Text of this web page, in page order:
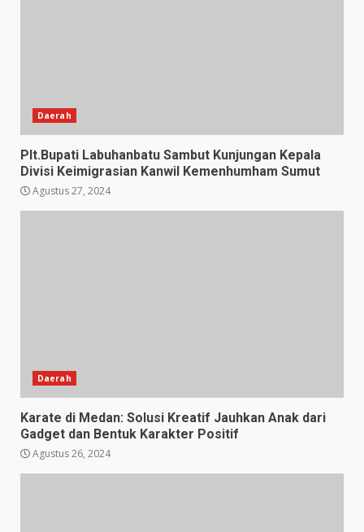
Daerah
Plt.Bupati Labuhanbatu Sambut Kunjungan Kepala
Divisi Keimigrasian Kanwil Kemenhumham Sumut
Agustus 27, 2024
Daerah
Karate di Medan: Solusi Kreatif Jauhkan Anak dari
Gadget dan Bentuk Karakter Positif
Agustus 26, 2024